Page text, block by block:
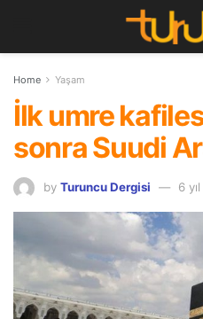
Home Yaşam
İlk umre
sonra Suudi
by Turuncu Dergisi 6